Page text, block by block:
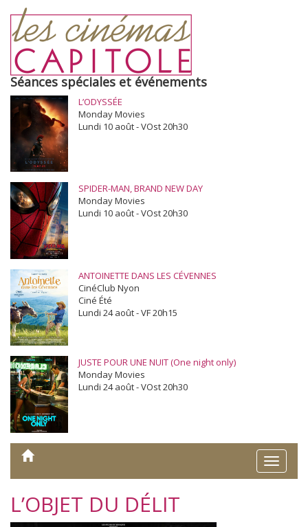
Séances spéciales et événements
L’ODYSSÉE
Monday Movies
Lundi 10 août - VOst 20h30
SPIDER-MAN, BRAND NEW DAY
Monday Movies
Lundi 10 août - VOst 20h30
ANTOINETTE DANS LES CÉVENNES
CinéClub Nyon
Ciné Été
Lundi 24 août - VF 20h15
JUSTE POUR UNE NUIT (One night only)
Monday Movies
Lundi 24 août - VOst 20h30
Toggle
L’OBJET DU DÉLIT